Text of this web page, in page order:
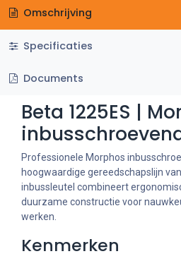
Omschrijving
Specificaties
Documents
Beta 1225ES |
Professionele Morphos
hoogwaardige gereedschapslijn
inbussleutel combineert
duurzame constructie voor
werken.
Kenmerken